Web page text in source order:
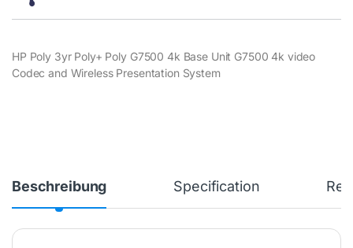
HP Poly 3yr Poly+ Poly G7500 4k Base Unit G7500 4k video
Codec and Wireless Presentation System
Beschreibung Specification